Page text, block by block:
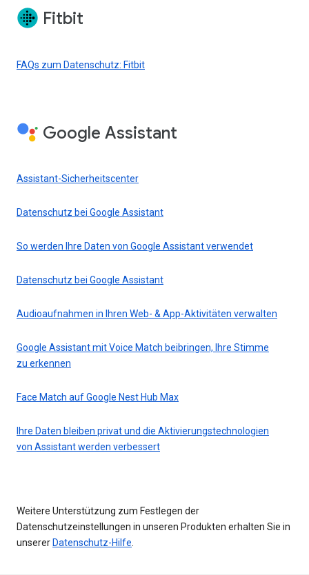
Fitbit
FAQs zum Datenschutz: Fitbit
Google Assistant
Assistant-Sicherheitscenter
Datenschutz bei Google Assistant
So werden Ihre Daten von Google Assistant verwendet
Datenschutz bei Google Assistant
Audioaufnahmen in Ihren Web- & App-Aktivitäten verwalten
Google Assistant mit Voice Match beibringen, Ihre Stimme
zu erkennen
Face Match auf Google Nest Hub Max
Ihre Daten bleiben privat und die Aktivierungstechnologien
von Assistant werden verbessert
Weitere Unterstützung zum Festlegen der
Datenschutzeinstellungen in unseren Produkten erhalten Sie in
unserer Datenschutz-Hilfe.